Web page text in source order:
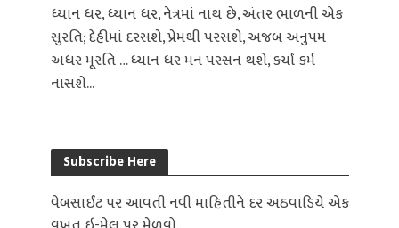
ધ્યાન ધર, ધ્યાન ધર, નેત્રમાં નાથ છે, અંતર ભાળની એક
સુરતિ; દેહીમાં દરસશે, પ્રેમથી પરસશે, અજબ અનુપમ
અધર મૂરતિ … ધ્યાન ધર મન પરસન થશે, કર્યાં કર્મ
નાસશે...
Subscribe Here
વેબસાઈટ પર આવતી નવી માહિતીને દર અઠવાડિયે એક